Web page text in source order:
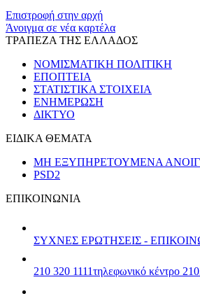
Επιστροφή στην αρχή
Άνοιγμα σε νέα καρτέλα
ΤΡΑΠΕΖΑ ΤΗΣ ΕΛΛΑΔΟΣ
ΝΟΜΙΣΜΑΤΙΚΗ ΠΟΛΙΤΙΚΗ
ΕΠΟΠΤΕΙΑ
ΣΤΑΤΙΣΤΙΚΑ ΣΤΟΙΧΕΙΑ
ΕΝΗΜΕΡΩΣΗ
ΔΙΚΤΥΟ
ΕΙΔΙΚΑ ΘΕΜΑΤΑ
ΜΗ ΕΞΥΠΗΡΕΤΟΥΜΕΝΑ
PSD2
ΕΠΙΚΟΙΝΩΝΙΑ
ΣΥΧΝΕΣ ΕΡΩΤΗΣΕΙΣ -
210 320 1111τηλεφωνικό κέντρο